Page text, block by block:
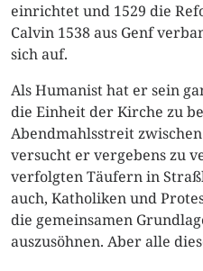
einrichtet und 1529 die
Calvin 1538 aus Genf
sich auf.
Als Humanist hat er sein
die Einheit der Kirche zu
Abendmahlsstreit
versucht er vergebens zu
verfolgten Täufern in
auch, Katholiken und
die gemeinsamen
auszusöhnen. Aber alle